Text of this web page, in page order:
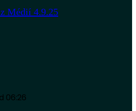
Médií 4.9.25
06:26